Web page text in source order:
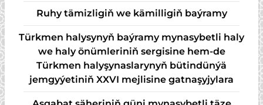
Ruhy tämizligiň we kämilligiň baýramy
Türkmen halysynyň baýramy mynasybetli haly
we haly önümleriniň sergisine hem-de
Türkmen halyşynaslarynyň bütindünýä
jemgyýetiniň XXVI mejlisine gatnaşyjylara